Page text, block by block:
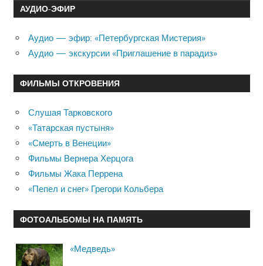
АУДИО-ЭФИР
Аудио — эфир: «Петербургская Мистерия»
Аудио — экскурсии «Приглашение в парадиз»
ФИЛЬМЫ ОТКРОВЕНИЯ
Слушая Тарковского
«Татарская пустыня»
«Смерть в Венеции»
Фильмы Вернера Херцога
Фильмы Жака Перрена
«Пепел и снег» Грегори Кольбера
ФОТОАЛЬБОМЫ НА ПАМЯТЬ
«Медведь»